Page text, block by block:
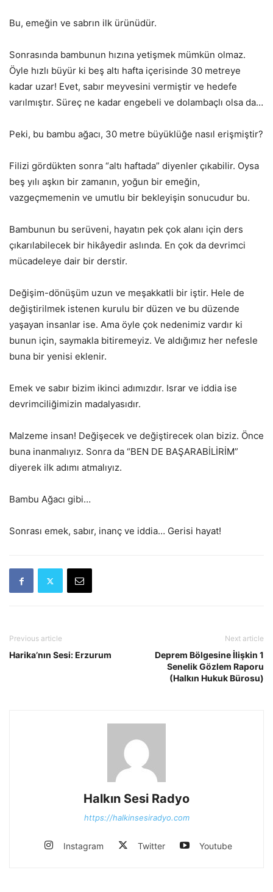
Bu, emeğin ve sabrın ilk ürünüdür.
Sonrasında bambunun hızına yetişmek mümkün olmaz.
Öyle hızlı büyür ki beş altı hafta içerisinde 30 metreye
kadar uzar! Evet, sabır meyvesini vermiştir ve hedefe
varılmıştır. Süreç ne kadar engebeli ve dolambaçlı olsa da…
Peki, bu bambu ağacı, 30 metre büyüklüğe nasıl erişmiştir?
Filizi gördükten sonra “altı haftada” diyenler çıkabilir. Oysa
beş yılı aşkın bir zamanın, yoğun bir emeğin,
vazgeçmemenin ve umutlu bir bekleyişin sonucudur bu.
Bambunun bu serüveni, hayatın pek çok alanı için ders
çıkarılabilecek bir hikâyedir aslında. En çok da devrimci
mücadeleye dair bir derstir.
Değişim-dönüşüm uzun ve meşakkatli bir iştir. Hele de
değiştirilmek istenen kurulu bir düzen ve bu düzende
yaşayan insanlar ise. Ama öyle çok nedenimiz vardır ki
bunun için, saymakla bitiremeyiz. Ve aldığımız her nefesle
buna bir yenisi eklenir.
Emek ve sabır bizim ikinci adımızdır. Israr ve iddia ise
devrimciliğimizin madalyasıdır.
Malzeme insan! Değişecek ve değiştirecek olan biziz. Önce
buna inanmalıyız. Sonra da “BEN DE BAŞARABİLİRİM”
diyerek ilk adımı atmalıyız.
Bambu Ağacı gibi…
Sonrası emek, sabır, inanç ve iddia… Gerisi hayat!
Previous article
Harika’nın Sesi: Erzurum
Next article
Deprem Bölgesine İlişkin 1
Senelik Gözlem Raporu
(Halkın Hukuk Bürosu)
Halkın Sesi Radyo
https://halkinsesiradyo.com
Instagram Twitter Youtube